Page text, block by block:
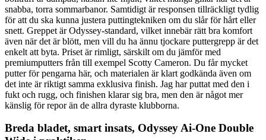
snabba, torra sommarbanor. Samtidigt är responsen tillräckligt tydlig
för att du ska kunna justera puttingtekniken om du slår för hårt eller
snett. Greppet är Odyssey-standard, vilket innebär rätt bra komfort
även när det är blött, men vill du ha ännu tjockare puttergrepp är det
enkelt att byta. Priset är rimligt, särskilt om du jämför med
premiumputters från till exempel Scotty Cameron. Du får mycket
putter för pengarna här, och materialen är klart godkända även om
det inte är riktigt samma exklusiva finish. Jag har puttat med den i
fukt och rugg, och finishen klarar sig bra, men den är något mer
känslig för repor än de allra dyraste klubborna.
Breda bladet, smart insats, Odyssey Ai-One Double